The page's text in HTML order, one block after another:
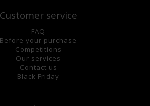
Customer service
FAQ
Before your purchase
Competitions
Our services
Contact us
Black Friday